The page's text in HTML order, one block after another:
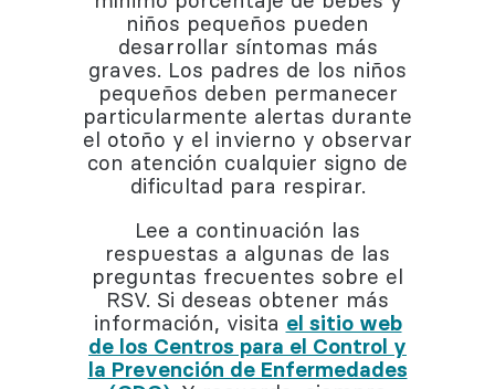
niños pequeños pueden
desarrollar síntomas más
graves. Los padres de los niños
pequeños deben permanecer
particularmente alertas durante
el otoño y el invierno y observar
con atención cualquier signo de
dificultad para respirar.
Lee a continuación las
respuestas a algunas de las
preguntas frecuentes sobre el
RSV. Si deseas obtener más
información, visita el sitio web
de los Centros para el Control y
la Prevención de Enfermedades